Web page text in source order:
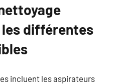
différentes
incluent les aspirateurs